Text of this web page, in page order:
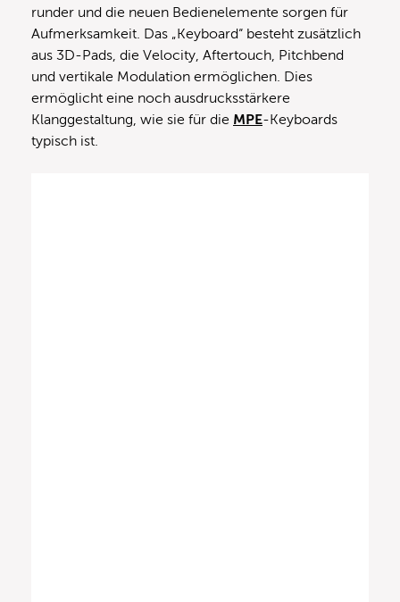
runder und die neuen Bedienelemente sorgen für
Aufmerksamkeit. Das „Keyboard“ besteht zusätzlich
aus 3D-Pads, die Velocity, Aftertouch, Pitchbend
und vertikale Modulation ermöglichen. Dies
ermöglicht eine noch ausdrucksstärkere
Klanggestaltung, wie sie für die MPE-Keyboards
typisch ist.